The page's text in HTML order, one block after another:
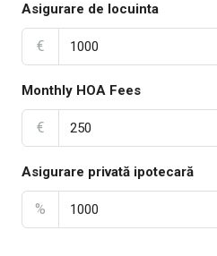
Asigurare de locuinta
€
Monthly HOA Fees
€
Asigurare privată ipotecară
%